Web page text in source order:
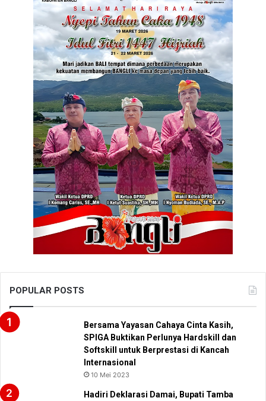
POPULAR POSTS
Bersama Yayasan Cahaya Cinta Kasih,
SPIGA Buktikan Perlunya Hardskill dan
Softskill untuk Berprestasi di Kancah
Internasional
10 Mei 2023
Hadiri Deklarasi Damai, Bupati Tamba